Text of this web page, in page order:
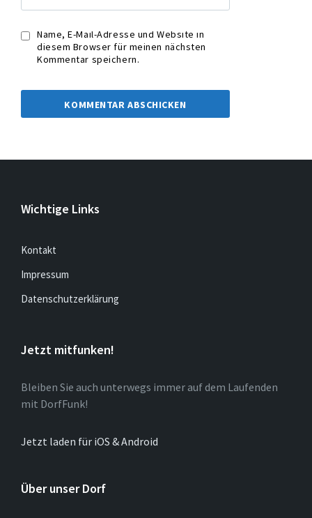
Name, E-Mail-Adresse und Website in
diesem Browser für meinen nächsten
Kommentar speichern.
Wichtige Links
Kontakt
Impressum
Datenschutzerklärung
Jetzt mitfunken!
Bleiben Sie auch unterwegs immer auf dem Laufenden
mit DorfFunk!
Jetzt laden für iOS & Android
Über unser Dorf